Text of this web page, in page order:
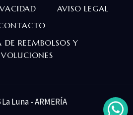
AVISO LEGAL
DE REEMBOLSOS Y
Luna - ARMERÍA